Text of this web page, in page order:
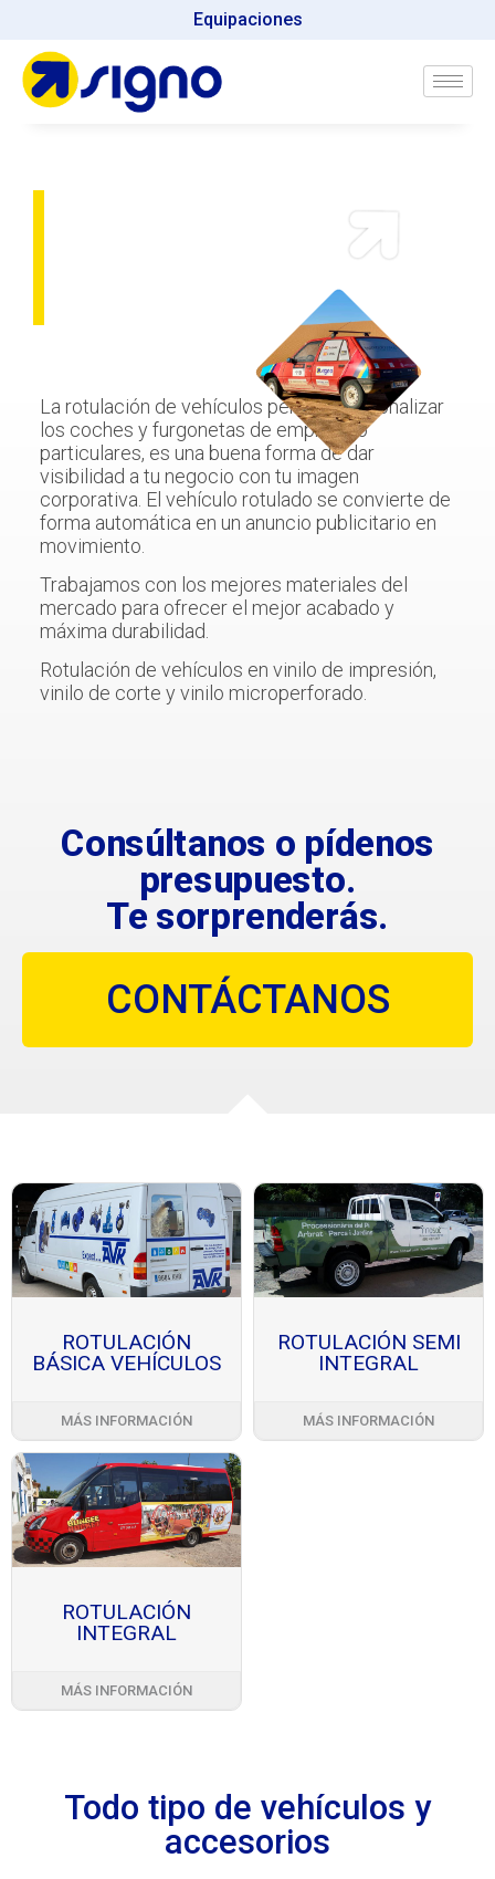
Equipaciones
Rotulación
de Vehículos
La rotulación de vehículos permite personalizar
los coches y furgonetas de empresa o
particulares, es una buena forma de dar
visibilidad a tu negocio con tu imagen
corporativa. El vehículo rotulado se convierte de
forma automática en un anuncio publicitario en
movimiento.
Trabajamos con los mejores materiales del
mercado para ofrecer el mejor acabado y
máxima durabilidad.
Rotulación de vehículos en vinilo de impresión,
vinilo de corte y vinilo microperforado.
Consúltanos o pídenos
presupuesto.
Te sorprenderás.
CONTÁCTANOS
ROTULACIÓN
BÁSICA VEHÍCULOS
MÁS INFORMACIÓN
ROTULACIÓN SEMI
INTEGRAL
MÁS INFORMACIÓN
ROTULACIÓN
INTEGRAL
MÁS INFORMACIÓN
Todo tipo de vehículos y
accesorios